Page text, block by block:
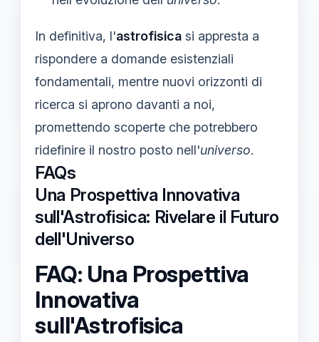
In definitiva, l'astrofisica si appresta a
rispondere a domande esistenziali
fondamentali, mentre nuovi orizzonti di
ricerca si aprono davanti a noi,
promettendo scoperte che potrebbero
ridefinire il nostro posto nell'universo.
FAQs
Una Prospettiva Innovativa
sull'Astrofisica: Rivelare il Futuro
dell'Universo
FAQ: Una Prospettiva
Innovativa
sull'Astrofisica